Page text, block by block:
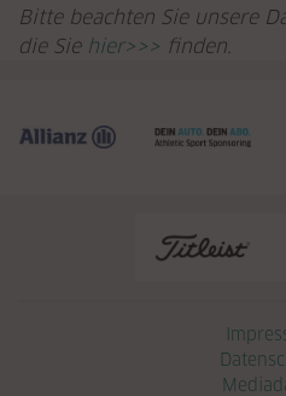
Bitte beachten Sie unsere
die Sie hier>>> finden.